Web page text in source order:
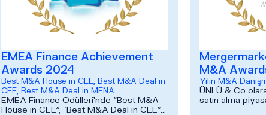
EMEA Finance Achievement
Awards 2024
Best M&A House in CEE, Best M&A Deal in
CEE, Best M&A Deal in MENA
EMEA Finance Ödülleri’nde “Best M&A
House in CEE”, “Best M&A Deal in CEE”
M&A
Yılın M&A
ÜNLÜ & Co
satın alma